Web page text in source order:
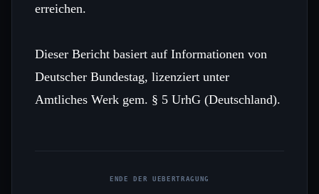
erreichen.
Dieser Bericht basiert auf Informationen von
Deutscher Bundestag, lizenziert unter
Amtliches Werk gem. § 5 UrhG (Deutschland).
ENDE DER UEBERTRAGUNG